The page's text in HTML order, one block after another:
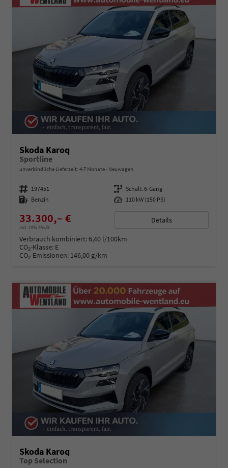
Skoda Karoq
Sportline
unverbindliche Lieferzeit: 4-7 Monate Neuwagen
Fahrzeugnummer 197451 Getriebe Schalt. 6-Gang
Kraftstoff Benzin Leistung 110 kW (150 PS)
33.300,– €
incl. 19% MwSt.
Details
Verbrauch kombiniert:6,40 l/100km
CO2-Klasse: E
CO2-Emissionen: 146,00 g/km
Skoda Karoq
Top Selection